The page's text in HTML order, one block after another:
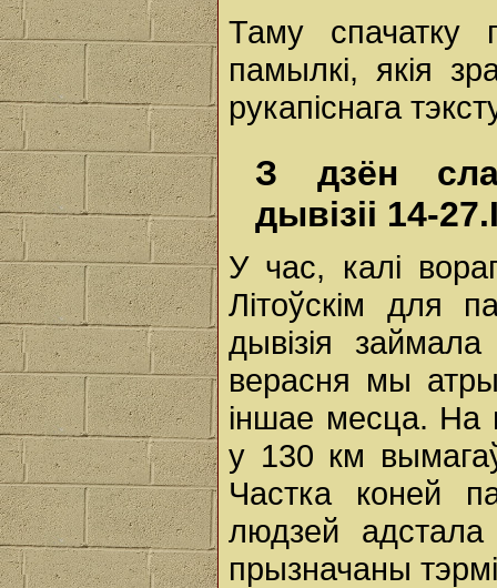
Таму спачатку
памылкі, якія
рукапіснага
З дзён
дывізіі 14-
У час, калі
Літоўскім для
дывізія
верасня мы
іншае месца. На
у 130 км вымагаў
Частка коней
людзей
прызначаны